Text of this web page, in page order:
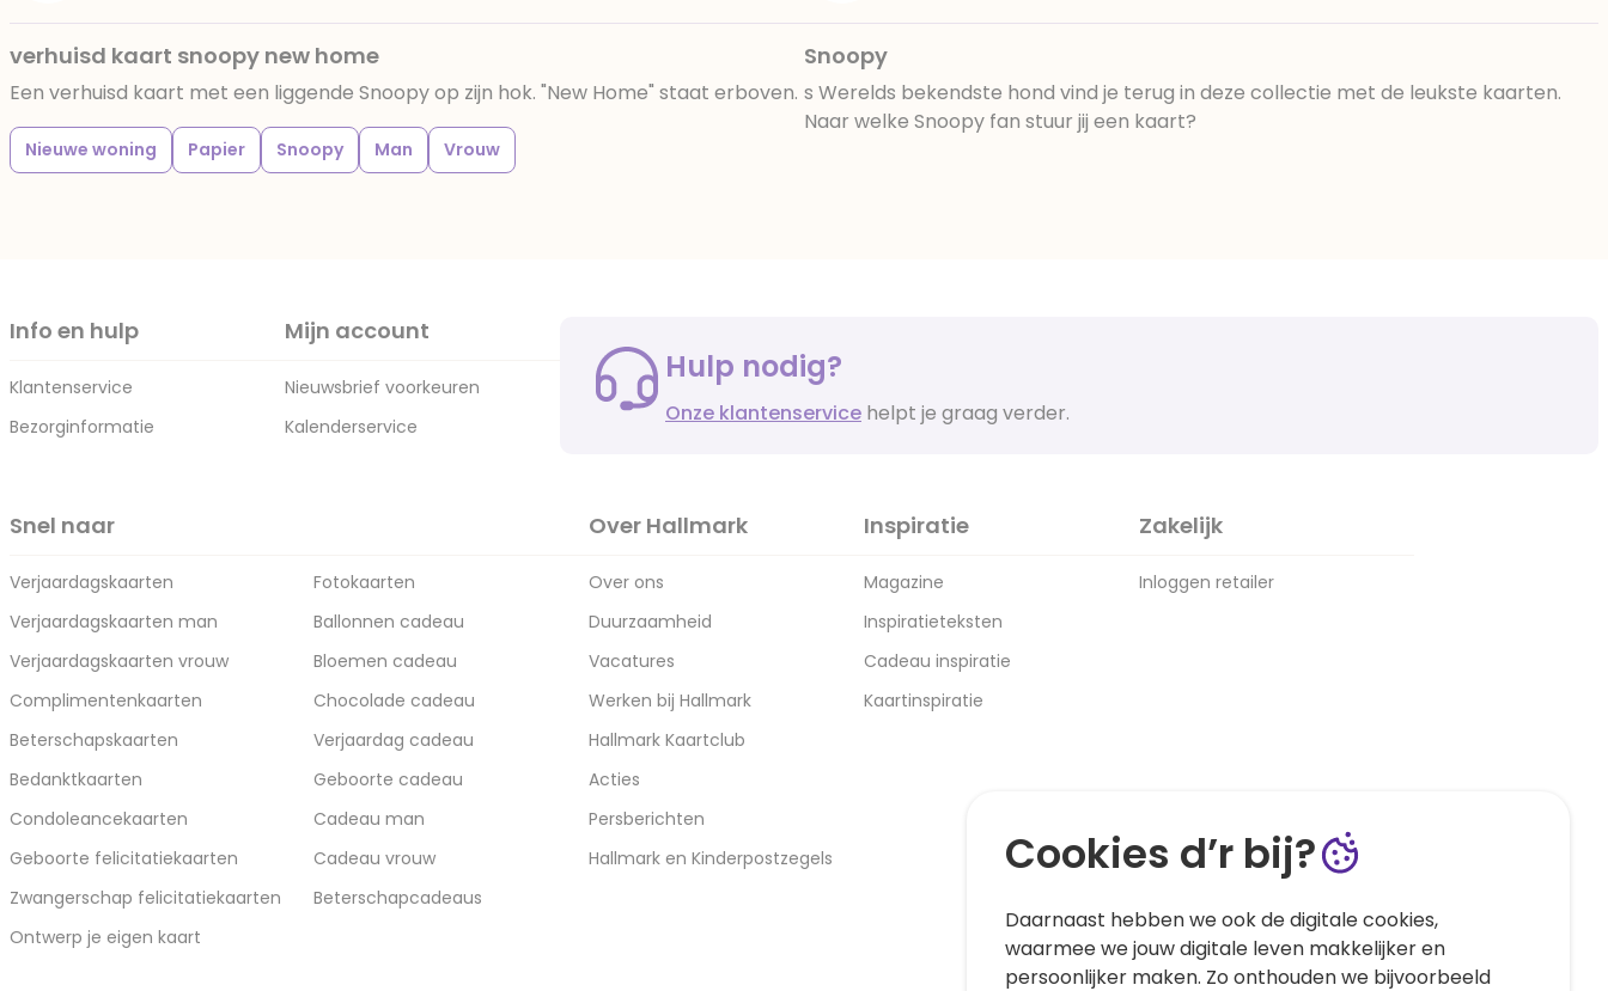
verhuisd kaart snoopy new home
Een verhuisd kaart met een liggende Snoopy op zijn hok. "New Home" staat erboven.
Nieuwe woning Papier Snoopy Man Vrouw
Snoopy
s Werelds bekendste hond vind je terug in deze collectie met de leukste kaarten.
Naar welke Snoopy fan stuur jij een kaart?
Info en hulp
Klantenservice
Bezorginformatie
Mijn account
Nieuwsbrief voorkeuren
Kalenderservice
Hulp nodig?
Onze klantenservice helpt je graag verder.
Snel naar
Verjaardagskaarten
Verjaardagskaarten man
Verjaardagskaarten vrouw
Complimentenkaarten
Beterschapskaarten
Bedanktkaarten
Condoleancekaarten
Geboorte felicitatiekaarten
Zwangerschap felicitatiekaarten
Ontwerp je eigen kaart
Fotokaarten
Ballonnen cadeau
Bloemen cadeau
Chocolade cadeau
Verjaardag cadeau
Geboorte cadeau
Cadeau man
Cadeau vrouw
Beterschapcadeaus
Over Hallmark
Over ons
Duurzaamheid
Vacatures
Werken bij Hallmark
Hallmark Kaartclub
Acties
Persberichten
Hallmark en Kinderpostzegels
Inspiratie
Magazine
Inspiratieteksten
Cadeau inspiratie
Kaartinspiratie
Zakelijk
Inloggen retailer
Cookies d’r bij?
Daarnaast hebben we ook de digitale cookies,
waarmee we jouw digitale leven makkelijker en
persoonlijker maken. Zo onthouden we bijvoorbeeld